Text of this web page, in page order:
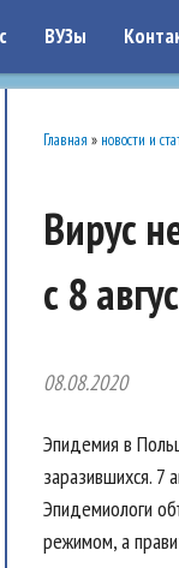
site-verification:
ВУЗы
Главная » новости и
Вирус
с 8
08.08.2020
Эпидемия в
заразившихся. 7
Эпидемиологи
режимом, а